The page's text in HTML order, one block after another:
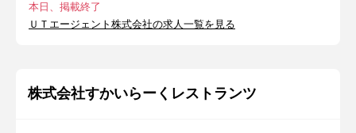
本日、掲載終了
ＵＴエージェント株式会社の求人一覧を見る
株式会社すかいらーくレストランツ